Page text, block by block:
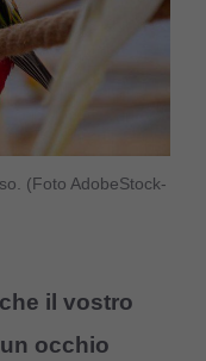
(Foto AdobeStock-
il vostro
occhio